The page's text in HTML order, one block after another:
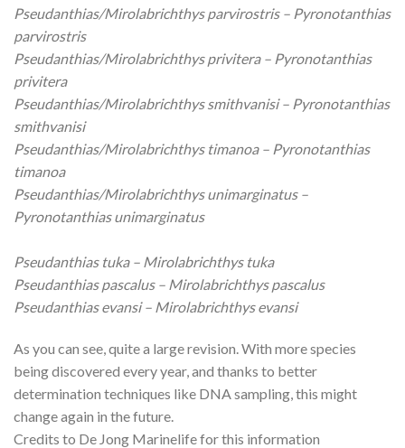
Pseudanthias/Mirolabrichthys parvirostris – Pyronotanthias
parvirostris
Pseudanthias/Mirolabrichthys privitera – Pyronotanthias
privitera
Pseudanthias/Mirolabrichthys smithvanisi – Pyronotanthias
smithvanisi
Pseudanthias/Mirolabrichthys timanoa – Pyronotanthias
timanoa
Pseudanthias/Mirolabrichthys unimarginatus –
Pyronotanthias unimarginatus
Pseudanthias tuka – Mirolabrichthys tuka
Pseudanthias pascalus – Mirolabrichthys pascalus
Pseudanthias evansi – Mirolabrichthys evansi
As you can see, quite a large revision. With more species
being discovered every year, and thanks to better
determination techniques like DNA sampling, this might
change again in the future.
Credits to De Jong Marinelife for this information